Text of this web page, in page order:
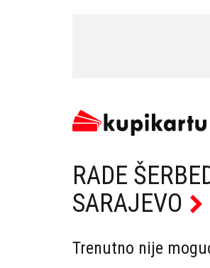
RADE
SARAJEVO
Trenutno nije